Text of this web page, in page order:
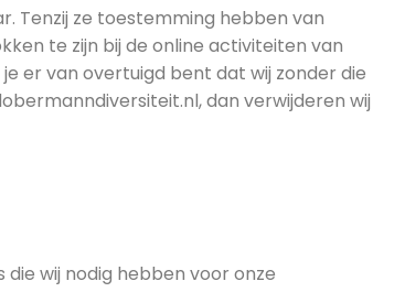
Tenzij ze toestemming hebben van
te zijn bij de online activiteiten van
er van overtuigd bent dat wij zonder die
dan verwijderen wij
wij nodig hebben voor onze